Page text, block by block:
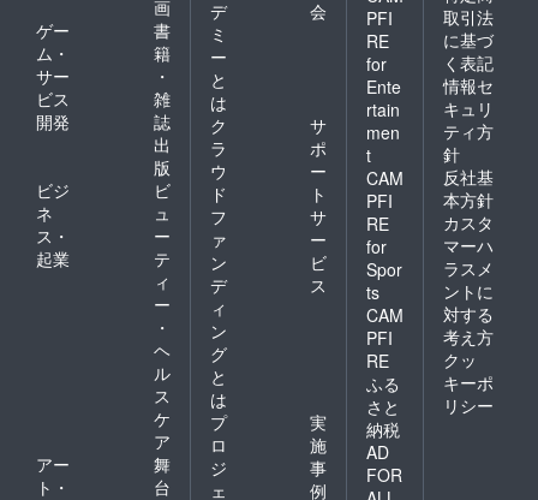
で配信中！
画
ゲー
ム・
サー
ビス
開発
書
籍
・
雑
誌
出
版
ビジ
ネ
ス・
起業
ビ
ュ
ー
テ
ィ
ー
・
ヘ
ル
ス
ケ
ア
アー
ト・
舞
台
デ
ミ
ー
と
は
会
ク
ラ
ウ
ド
フ
ァ
ン
デ
ィ
ン
グ
と
は
サ
ポ
ー
ト
サ
ー
ビ
ス
プ
ロ
ジ
ェ
実
施
事
例
PFI
RE
for
Ente
rtain
men
t
CAM
PFI
RE
for
Spor
ts
CAM
PFI
RE
ふる
さと
納税
AD
FOR
取引法
に基づ
く表記
情報セ
キュリ
ティ方
針
反社基
本方針
カスタ
マーハ
ラスメ
ントに
対する
考え方
クッ
キーポ
リシー